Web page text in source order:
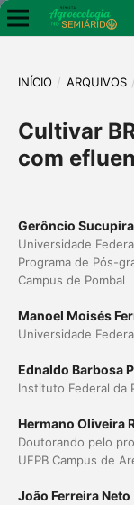
INÍCIO / ARQUIVOS /
Cultivar
com
Gerôncio
Universidade
Programa de Pós-
Campus de Pombal
Manoel Moisés
Universidade
Ednaldo Barbosa
Instituto Federal da
Hermano Oliveira
Doutorando pelo
UFPB Campus de
João Ferreira Neto